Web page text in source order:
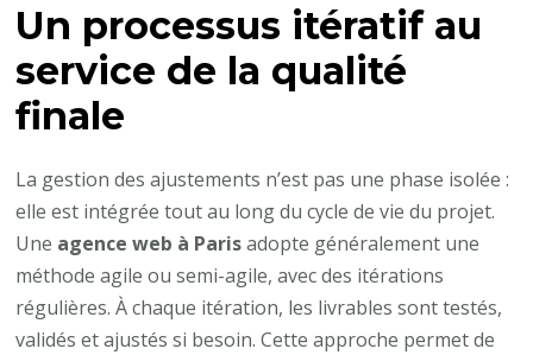
Un processus itératif au
service de la qualité
finale
La gestion des ajustements n’est pas une phase isolée :
elle est intégrée tout au long du cycle de vie du projet.
Une agence web à Parisadopte généralement une
méthode agile ou semi-agile, avec des itérations
régulières. À chaque itération, les livrables sont testés,
validés et ajustés si besoin. Cette approche permet de